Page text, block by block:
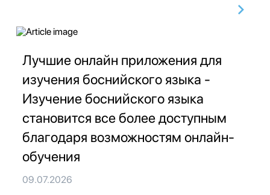
Лучшие онлайн приложения для
изучения боснийского языка -
Изучение боснийского языка
становится все более доступным
благодаря возможностям онлайн-
обучения
09.07.2026